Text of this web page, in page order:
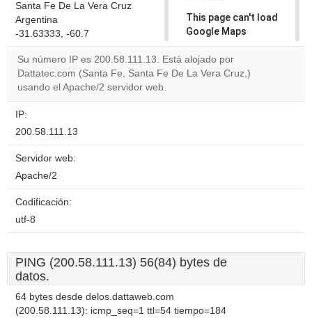
Santa Fe De La Vera Cruz
Argentina
-31.63333, -60.7
This page can't load
Google Maps
correctly.
Do you
Su número IP es 200.58.111.13. Está alojado por
Dattatec.com (Santa Fe, Santa Fe De La Vera Cruz,)
usando el Apache/2 servidor web.
IP:
200.58.111.13
Servidor web:
Apache/2
Codificación:
utf-8
PING (200.58.111.13) 56(84) bytes de
datos.
64 bytes desde delos.dattaweb.com
(200.58.111.13): icmp_seq=1 ttl=54 tiempo=184